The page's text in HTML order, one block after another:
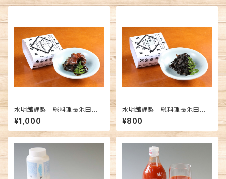
水明館謹製 総料理長池田監
修 うなぎ山椒舞昆（昆布佃煮）
50g
¥1,000
水明館謹製 総料理長池田監
修 極旨わさび舞昆（昆布佃
煮） 60g
¥800